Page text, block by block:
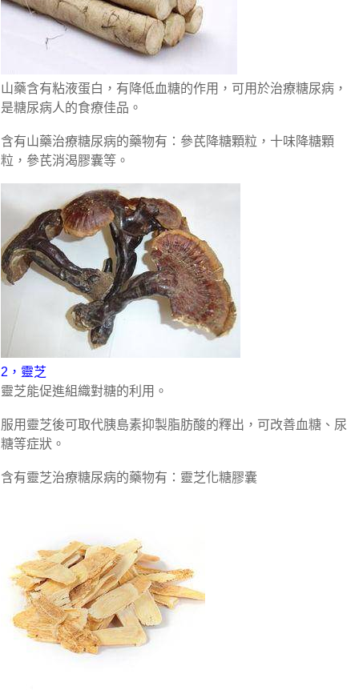
山藥含有粘液蛋白，有降低血糖的作用，可用於治療糖尿病，
是糖尿病人的食療佳品。
含有山藥治療糖尿病的藥物有：參芪降糖顆粒，十味降糖顆
粒，參芪消渴膠囊等。
2，靈芝
靈芝能促進組織對糖的利用。
服用靈芝後可取代胰島素抑製脂肪酸的釋出，可改善血糖、尿
糖等症狀。
含有靈芝治療糖尿病的藥物有：靈芝化糖膠囊